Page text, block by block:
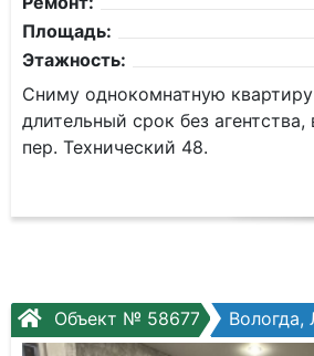
Площадь:
Этажность:
Сниму однокомнатную
длительный срок без
пер. Технический 48.
Объект № 58677 Вологда,